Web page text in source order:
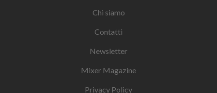
Chi siamo
Contatti
Newsletter
Mixer Magazine
Privacy Policy